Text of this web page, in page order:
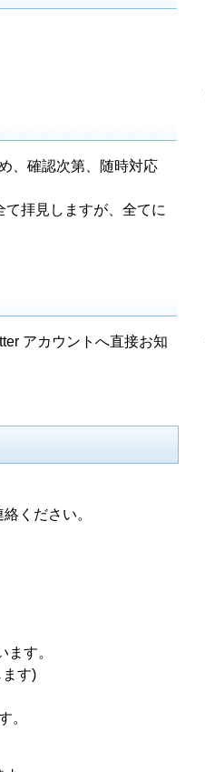
、確認次第、随時対応
拝見しますが、全てに
アカウントへ直接お知
ください。
す。
す)
。